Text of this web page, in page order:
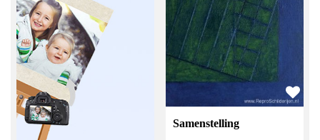
Samenstelling